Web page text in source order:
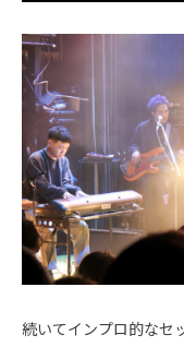
続いてインプロ的なセ